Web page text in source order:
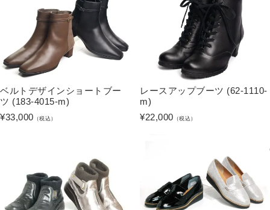
ベルトデザインショートブー
ツ (183-4015-m)
¥33,000 （税込）
レースアップブーツ (62-1110-
m)
¥22,000 （税込）